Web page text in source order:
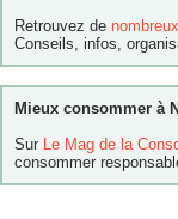
Retrouvez de
Conseils, infos,
Mieux consommer à
Sur
Le Mag de la
consommer